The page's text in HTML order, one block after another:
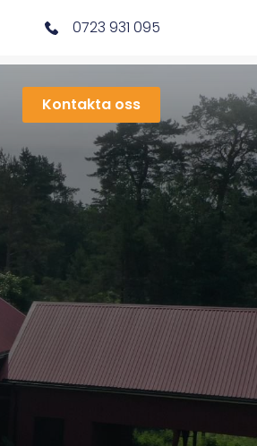
0723 931 095
Kontakta oss